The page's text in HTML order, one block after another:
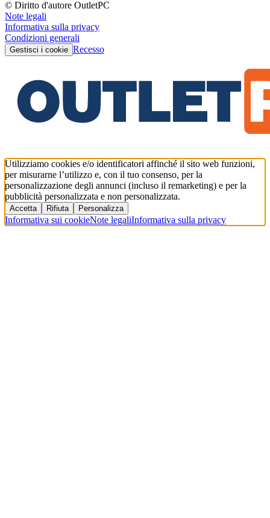
© Diritto d'autore OutletPC
Note legali
Informativa sulla privacy
Condizioni generali
Gestisci i cookie Recesso
Utilizziamo cookies e/o identificatori affinché il sito web funzioni,
per misurarne l’utilizzo e, con il tuo consenso, per la
personalizzazione degli annunci (incluso il remarketing) e per la
pubblicità personalizzata e non personalizzata.
Accetta Rifiuta Personalizza
Informativa sui cookieNote legaliInformativa sulla privacy